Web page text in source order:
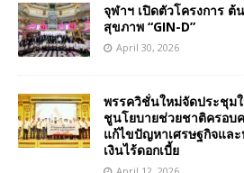
จุฬาฯ เปิดตัวโครงการ
สุขภาพ “GIN-D”
April 30, 2026
พรรควิชั่นใหม่จัดประชุม
ชูนโยบายช่วยชาติครอบ
แก้ไขปัญหาเศรษฐกิจแล
เงินไร้ดอกเบี้ย